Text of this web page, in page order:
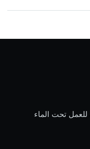
للعمل تحت الماء